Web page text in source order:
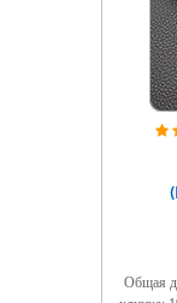
Общая